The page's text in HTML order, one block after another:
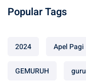
Popular Tags
2024 Apel Pagi
GEMURUH guru